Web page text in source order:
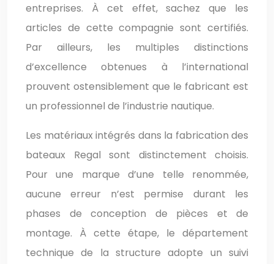
entreprises. À cet effet, sachez que les
articles de cette compagnie sont certifiés.
Par ailleurs, les multiples distinctions
d’excellence obtenues à l’international
prouvent ostensiblement que le fabricant est
un professionnel de l’industrie nautique.
Les matériaux intégrés dans la fabrication des
bateaux Regal sont distinctement choisis.
Pour une marque d’une telle renommée,
aucune erreur n’est permise durant les
phases de conception de pièces et de
montage. À cette étape, le département
technique de la structure adopte un suivi